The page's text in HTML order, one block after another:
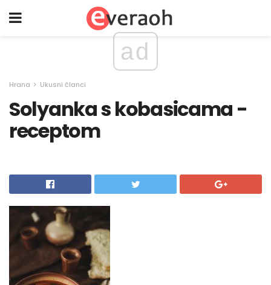
ad
Hrana Ukusni članci
Solyanka s kobasicama -
receptom